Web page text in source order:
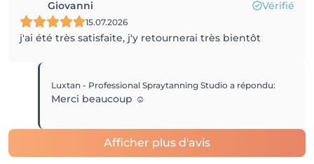
Giovanni Vérifié
15.07.2026
j'ai été très satisfaite, j'y retournerai très bientôt
Luxtan - Professional Spraytanning Studioa répondu:
Merci beaucoup ☺️
Afficher plus d'avis